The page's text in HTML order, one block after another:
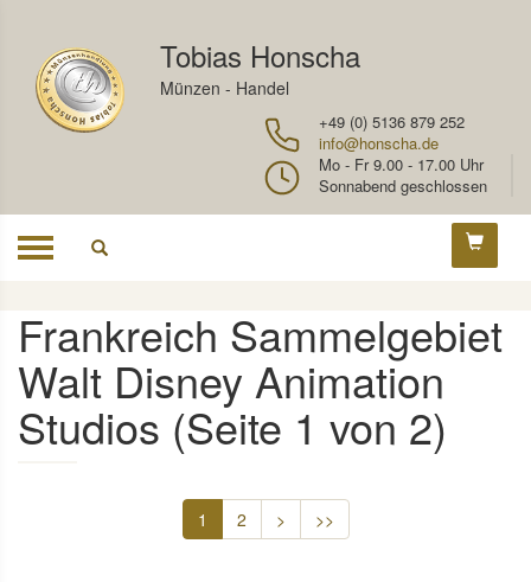
Tobias Honscha
Münzen - Handel
+49 (0) 5136 879 252
info@honscha.de
Mo - Fr 9.00 - 17.00 Uhr
Sonnabend geschlossen
Toggle
Frankreich Sammelgebiet
Walt Disney Animation
Studios (Seite 1 von 2)
1 2 > >>